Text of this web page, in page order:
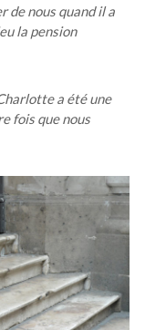
de nous quand il a
la pension
a été une
fois que nous